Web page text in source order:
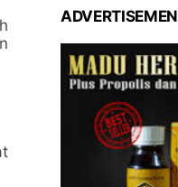
ADVERTISEMEN